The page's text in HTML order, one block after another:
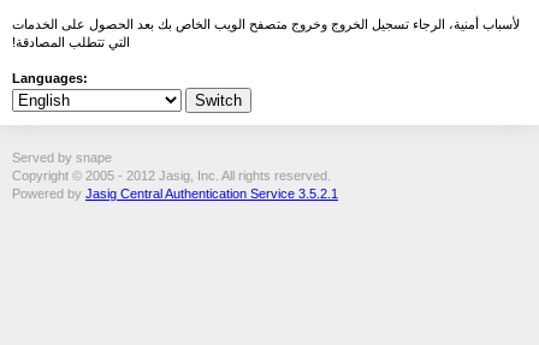
لأسباب أمنية، الرجاء تسجيل الخروج وخروج متصفح الويب الخاص بك بعد الحصول على الخدمات
التي تتطلب المصادقة!
Languages:
Served by snape
Copyright © 2005 - 2012 Jasig, Inc. All rights reserved.
Powered by Jasig Central Authentication Service 3.5.2.1